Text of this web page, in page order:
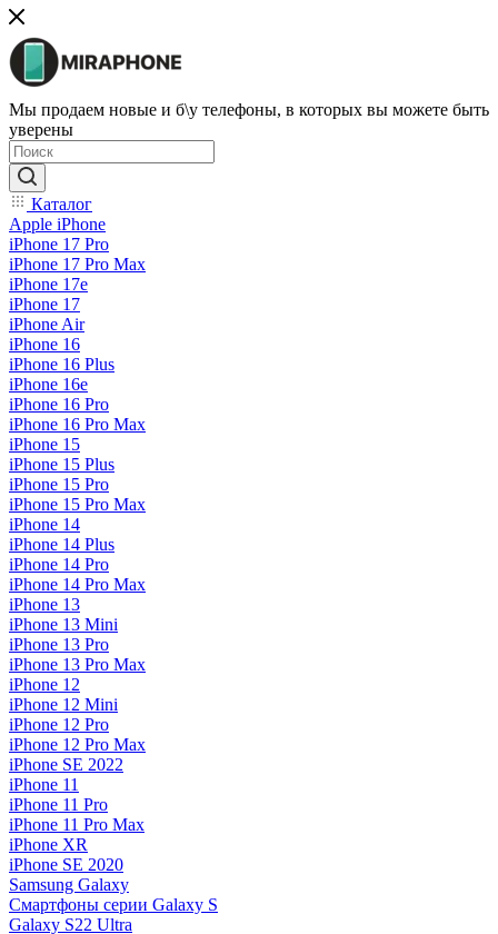
Мы продаем новые и б\у телефоны, в которых вы можете быть
уверены
Каталог
Apple iPhone
iPhone 17 Pro
iPhone 17 Pro Max
iPhone 17e
iPhone 17
iPhone Air
iPhone 16
iPhone 16 Plus
iPhone 16e
iPhone 16 Pro
iPhone 16 Pro Max
iPhone 15
iPhone 15 Plus
iPhone 15 Pro
iPhone 15 Pro Max
iPhone 14
iPhone 14 Plus
iPhone 14 Pro
iPhone 14 Pro Max
iPhone 13
iPhone 13 Mini
iPhone 13 Pro
iPhone 13 Pro Max
iPhone 12
iPhone 12 Mini
iPhone 12 Pro
iPhone 12 Pro Max
iPhone SE 2022
iPhone 11
iPhone 11 Pro
iPhone 11 Pro Max
iPhone XR
iPhone SE 2020
Samsung Galaxy
Смартфоны серии Galaxy S
Galaxy S22 Ultra